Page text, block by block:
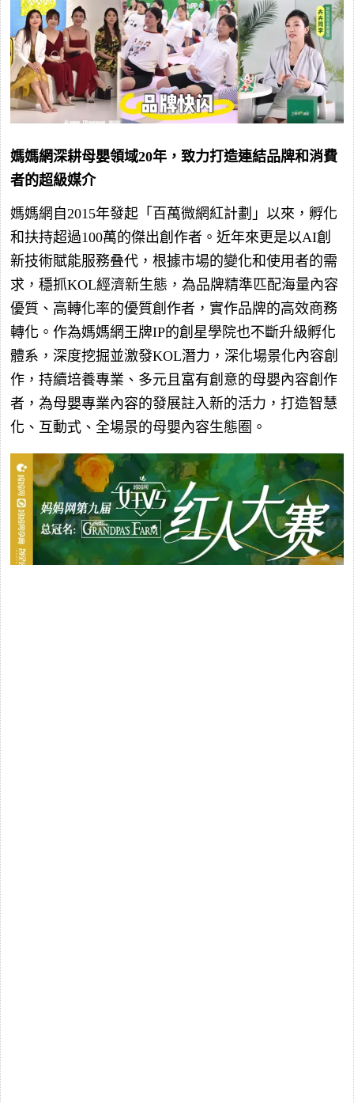
媽媽網深耕母嬰領域20年，致力打造連結品牌和消費
者的超級媒介
媽媽網自2015年發起「百萬微網紅計劃」以來，孵化
和扶持超過100萬的傑出創作者。近年來更是以AI創
新技術賦能服務叠代，根據市場的變化和使用者的需
求，穩抓KOL經濟新生態，為品牌精準匹配海量內容
優質、高轉化率的優質創作者，實作品牌的高效商務
轉化。作為媽媽網王牌IP的創星學院也不斷升級孵化
體系，深度挖掘並激發KOL潛力，深化場景化內容創
作，持續培養專業、多元且富有創意的母嬰內容創作
者，為母嬰專業內容的發展註入新的活力，打造智慧
化、互動式、全場景的母嬰內容生態圈。